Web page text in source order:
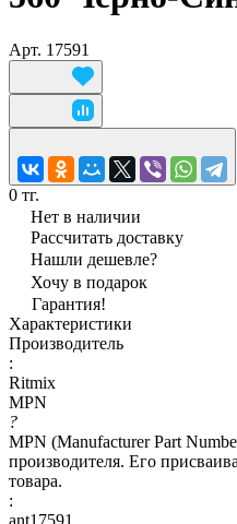
Арт. 17591
0 тг.
Нет в наличии
Рассчитать доставку
Нашли дешевле?
Хочу в подарок
Гарантия!
Характеристики
Производитель
:
Ritmix
MPN
?
MPN (Manufacturer Part
производителя. Его
товара.
:
ant17591